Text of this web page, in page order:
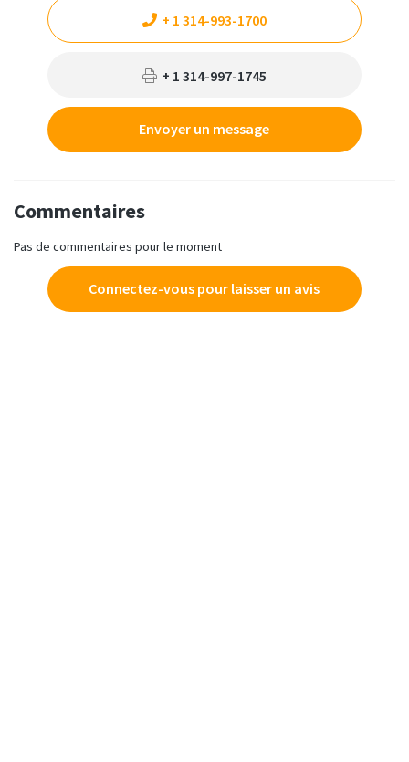
+ 1 314-993-1700
+ 1 314-997-1745
Envoyer un message
Commentaires
Pas de commentaires pour le moment
Connectez-vous pour laisser un avis